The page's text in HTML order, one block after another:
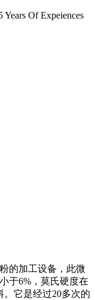
Years Of Expeiences
的加工设备，此微
于6%，莫氏硬度在
它是经过20多次的